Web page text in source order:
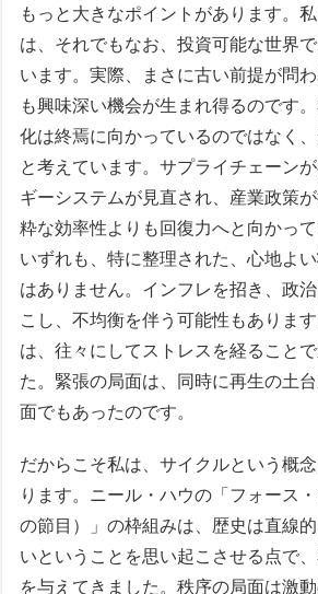
もっと大きなポイントがあります。
は、それでもなお、投資可能な世界
います。実際、まさに古い前提が問
も興味深い機会が生まれ得るのです
化は終焉に向かっているのではなく
と考えています。サプライチェーン
ギーシステムが見直され、産業政策
粋な効率性よりも回復力へと向かっ
いずれも、特に整理された、心地よ
はありません。インフレを招き、政
こし、不均衡を伴う可能性もありま
は、往々にしてストレスを経ること
た。緊張の局面は、同時に再生の土
面でもあったのです。
だからこそ私は、サイクルという概
ります。ニール・ハウの「フォース
の節目）」の枠組みは、歴史は直線
いということを思い起こさせる点で
を与えてきました。秩序の局面は激